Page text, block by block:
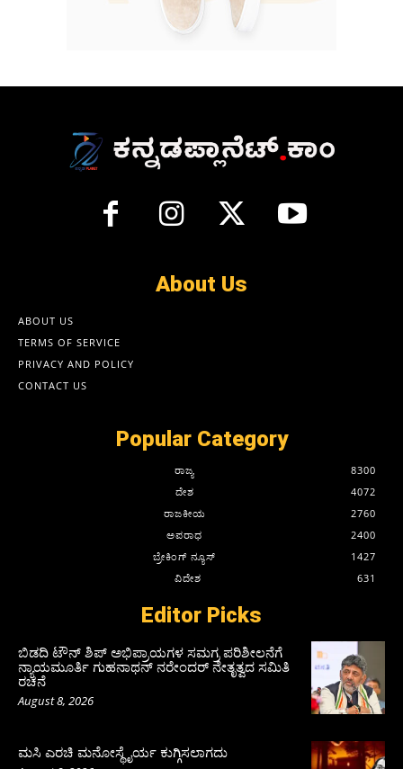
About Us
ABOUT US
TERMS OF SERVICE
PRIVACY AND POLICY
CONTACT US
Popular Category
ರಾಜ್ಯ
8300
ದೇಶ
4072
ರಾಜಕೀಯ
2760
ಅಪರಾಧ
2400
ಬ್ರೇಕಿಂಗ್ ನ್ಯೂಸ್
1427
ವಿದೇಶ
631
Editor Picks
ಬಿಡದಿ ಟೌನ್ ಶಿಪ್ ಅಭಿಪ್ರಾಯಗಳ ಸಮಗ್ರ ಪರಿಶೀಲನೆಗೆ
ನ್ಯಾಯಮೂರ್ತಿ ಗುಹನಾಥನ್ ನರೇಂದರ್ ನೇತೃತ್ವದ ಸಮಿತಿ
ರಚನೆ
August 8, 2026
ಮಸಿ ಎರಚಿ ಮನೋಸ್ಥೈರ್ಯ ಕುಗ್ಗಿಸಲಾಗದು